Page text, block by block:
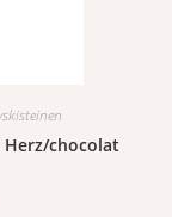
Herz/chocolat